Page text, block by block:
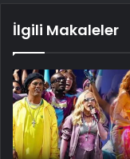
İlgili Makaleler